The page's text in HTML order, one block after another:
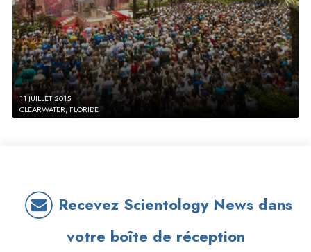
11 JUILLET 2015
CLEARWATER, FLORIDE
Recevez Scientology News dans
votre boîte de réception